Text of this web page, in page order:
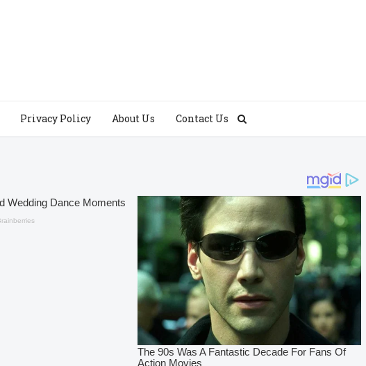
Privacy Policy About Us Contact Us